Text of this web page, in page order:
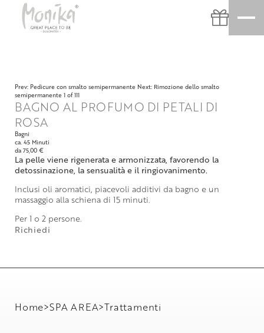
Prev: Pedicure con smalto semipermanente Next: Rimozione dello smalto
semipermanente 1 of 111
BAGNO AL PROFUMO DI PETALI DI
ROSA
Bagni
ca. 45 Minuti
da 75,00 €
La pelle viene rigenerata e armonizzata, favorendo la
detossinazione, la sensualità e il ringiovanimento.
Inclusi oli aromatici, piacevoli additivi da bagno e un
massaggio alla schiena di 15 minuti.
Per 1 o 2 persone.
Richiedi
Home>SPA AREA>Trattamenti